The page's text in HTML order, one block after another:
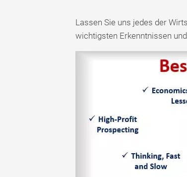
Lassen Sie uns jedes der
wichtigsten Erkenntnissen